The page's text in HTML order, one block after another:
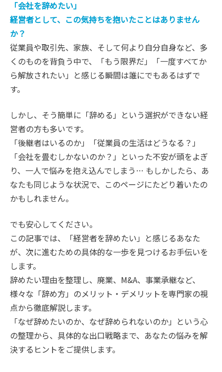
「会社を辞めたい」
経営者として、この気持ちを抱いたことはありません
か？
従業員や取引先、家族、そして何より自分自身など、多
くのものを背負う中で、「もう限界だ」「一度すべてか
ら解放されたい」と感じる瞬間は誰にでもあるはずで
す。
しかし、そう簡単に「辞める」という選択ができない経
営者の方も多いです。
「後継者はいるのか」「従業員の生活はどうなる？」
「会社を畳むしかないのか？」といった不安が頭をよぎ
り、一人で悩みを抱え込んでしまう… もしかしたら、あ
なたも同じような状況で、このページにたどり着いたの
かもしれません。
でも安心してください。
この記事では、「経営者を辞めたい」と感じるあなた
が、次に進むための具体的な一歩を見つけるお手伝いを
します。
辞めたい理由を整理し、廃業、M&A、事業承継など、
様々な「辞め方」のメリット・デメリットを専門家の視
点から徹底解説します。
「なぜ辞めたいのか、なぜ辞められないのか」という心
の整理から、具体的な出口戦略まで、あなたの悩みを解
決するヒントをご提供します。